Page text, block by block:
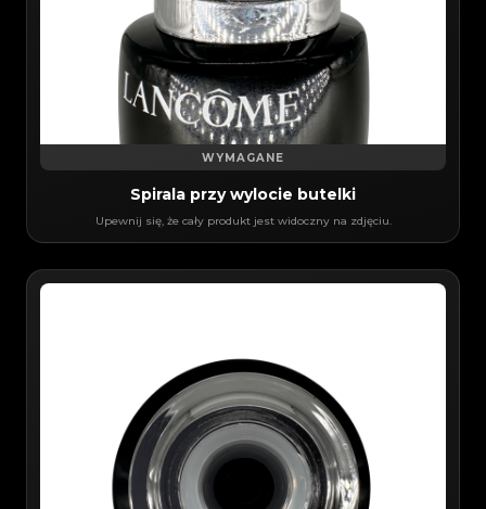
WYMAGANE
Spirala przy wylocie butelki
Upewnij się, że cały produkt jest widoczny na zdjęciu.